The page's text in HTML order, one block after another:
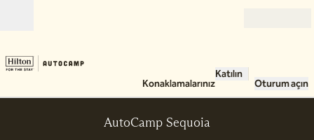
Konaklamalarınız
Katılın
Oturum açın
AutoCamp Sequoia